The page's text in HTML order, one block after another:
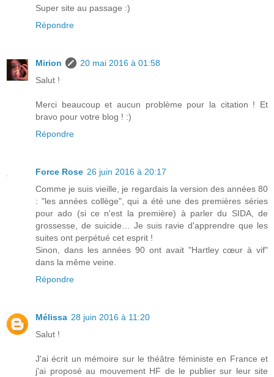
Super site au passage :)
Répondre
Mirion
20 mai 2016 à 01:58
Salut !
Merci beaucoup et aucun problème pour la citation ! Et
bravo pour votre blog ! :)
Répondre
Force Rose 26 juin 2016 à 20:17
Comme je suis vieille, je regardais la version des années 80
: "les années collège", qui a été une des premières séries
pour ado (si ce n'est la première) à parler du SIDA, de
grossesse, de suicide… Je suis ravie d'apprendre que les
suites ont perpétué cet esprit !
Sinon, dans les années 90 ont avait "Hartley cœur à vif"
dans la même veine.
Répondre
Mélissa 28 juin 2016 à 11:20
Salut !
J'ai écrit un mémoire sur le théâtre féministe en France et
j'ai proposé au mouvement HF de le publier sur leur site